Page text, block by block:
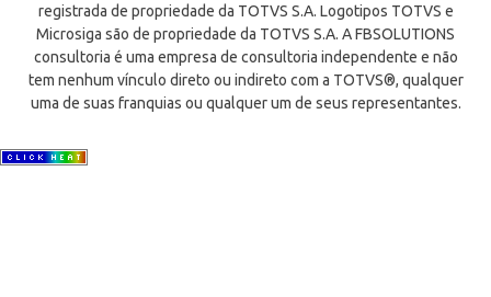
registrada de propriedade da TOTVS S.A. Logotipos TOTVS e
Microsiga são de propriedade da TOTVS S.A. A FBSOLUTIONS
consultoria é uma empresa de consultoria independente e não
tem nenhum vínculo direto ou indireto com a TOTVS®, qualquer
uma de suas franquias ou qualquer um de seus representantes.